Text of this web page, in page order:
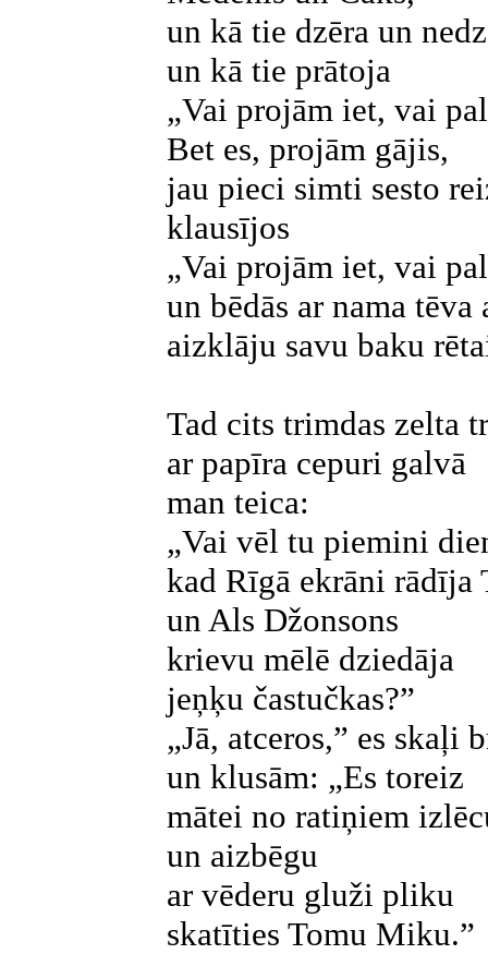
un kā tie dzēra un
un kā tie prātoja
„Vai projām iet, vai
Bet es, projām gājis,
jau pieci simti sesto
klausījos
„Vai projām iet, vai
un bēdās ar nama tēva
aizklāju savu baku
Tad cits trimdas zelta
ar papīra cepuri galvā
man teica:
„Vai vēl tu piemini
kad Rīgā ekrāni rādīja
un Als Džonsons
krievu mēlē dziedāja
jeņķu častučkas?”
„Jā, atceros,” es skaļi
un klusām: „Es toreiz
mātei no ratiņiem
un aizbēgu
ar vēderu gluži pliku
skatīties Tomu Miku.”